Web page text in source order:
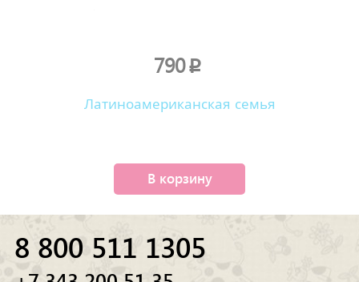
790p
Латиноамериканская семья
В корзину
8 800 511 1305